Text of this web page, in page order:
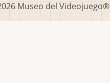
Museo del Videojuego®